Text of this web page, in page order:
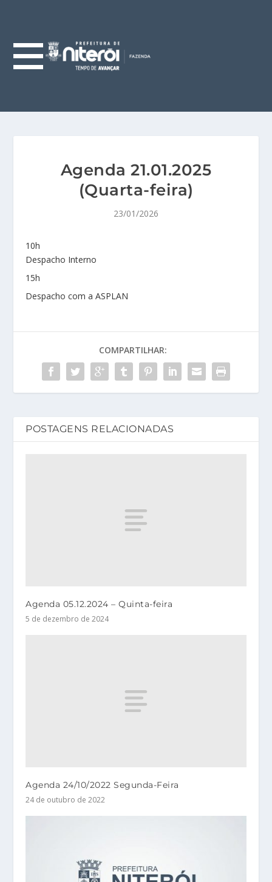
Agenda 21.01.2025
(Quarta-feira)
23/01/2026
10h
Despacho Interno
15h
Despacho com a ASPLAN
COMPARTILHAR:
POSTAGENS RELACIONADAS
Agenda 05.12.2024 – Quinta-feira
5 de dezembro de 2024
Agenda 24/10/2022 Segunda-Feira
24 de outubro de 2022